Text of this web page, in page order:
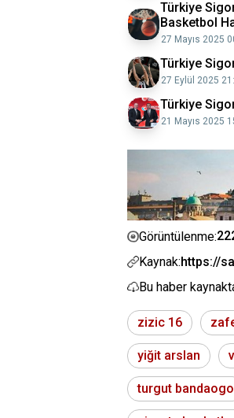
Türkiye
Basketbol
27 Mayıs 2025
Türkiye
27 Eylül 2025
Türkiye
21 Mayıs 2025
Görüntülenme:
Kaynak:https://
Bu haber
zizic 16
yiğit arslan
turgut bandaogo